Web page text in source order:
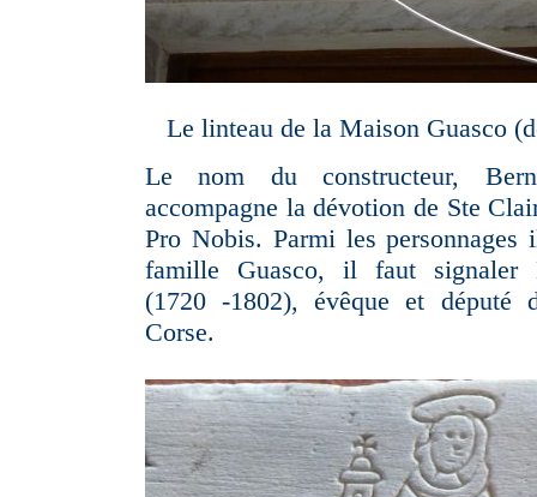
Le linteau de la Maison Guasco
Le nom du constructeur,
accompagne la dévotion de Ste
Pro Nobis. Parmi les personnages
famille Guasco, il faut signaler
(1720 -1802), évêque et député
Corse.